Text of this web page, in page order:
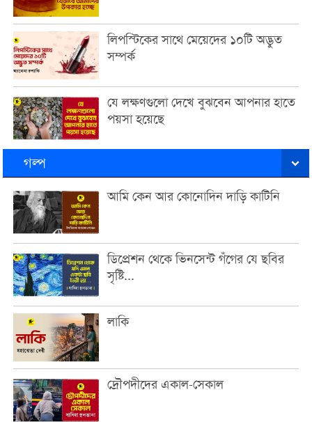
লিপস্টিকের সাথে মেয়েদের ১০টি অদ্ভুত
সম্পর্ক
যে লক্ষণগুলো দেখে বুঝবেন আপনার হাতে
পয়সা হয়েছে
গল্প
আমি কেন আর কোনোদিন দাড়ি কাটিনি
ডিপ্রেশন থেকে ভিনসেন্ট গঁগের যে ছবির
সৃষ্টি...
লাকি
দ্রৌপদীদের একাল-সেকাল